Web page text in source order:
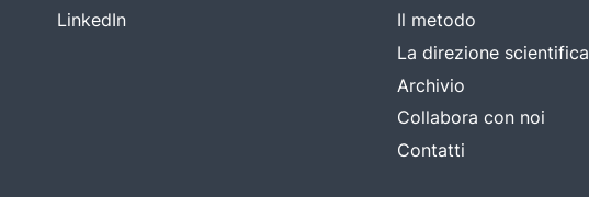
LinkedIn
Il metodo
La direzione scientifica
Archivio
Collabora con noi
Contatti